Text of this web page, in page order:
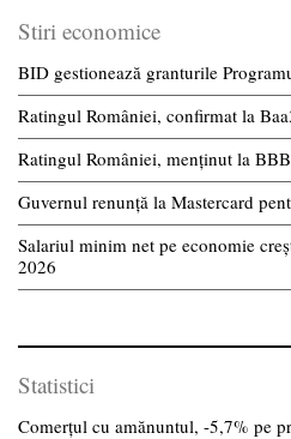
Stiri economice
BID gestionează granturile
Ratingul României, confirmat la
Ratingul României, menținut la
Guvernul renunță la Mastercard
Salariul minim net pe economie
2026
Statistici
Comerțul cu amănuntul, -5,7% pe